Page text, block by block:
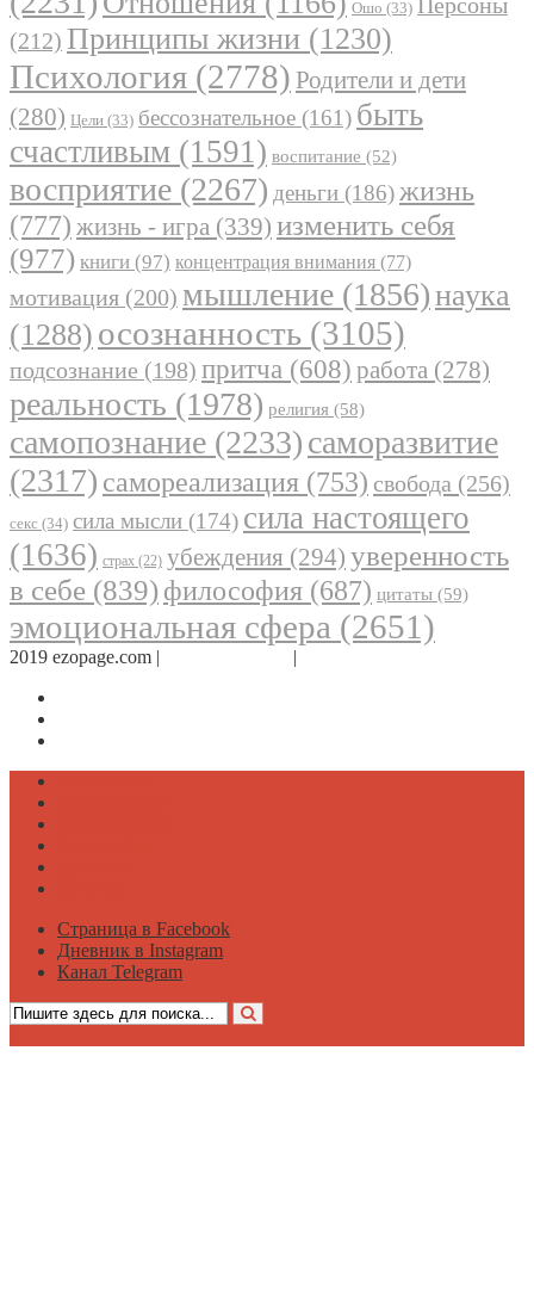
Ошо (33)
(212) Принципы жизни (1230)
Психология (2778) Родители и дети
(280) Цели (33) бессознательное (161) быть
счастливым (1591) воспитание (52)
восприятие (2267) деньги (186)жизнь
(777) жизнь - игра (339) изменить себя
(977) книги (97) концентрация внимания (77)
мотивация (200) мышление (1856)наука
(1288) осознанность (3105)
подсознание (198) притча (608) работа (278)
реальность (1978) религия (58)
самопознание (2233)саморазвитие
(2317) самореализация (753) свобода (256)
секс (34) сила мысли (174) сила настоящего
(1636) страх (22) убеждения (294) уверенность
в себе (839) философия (687) цитаты (59)
эмоциональная сфера (2651)
2019 ezopage.com | |
Страница в Facebook
Дневник в Instagram
Канал Telegram